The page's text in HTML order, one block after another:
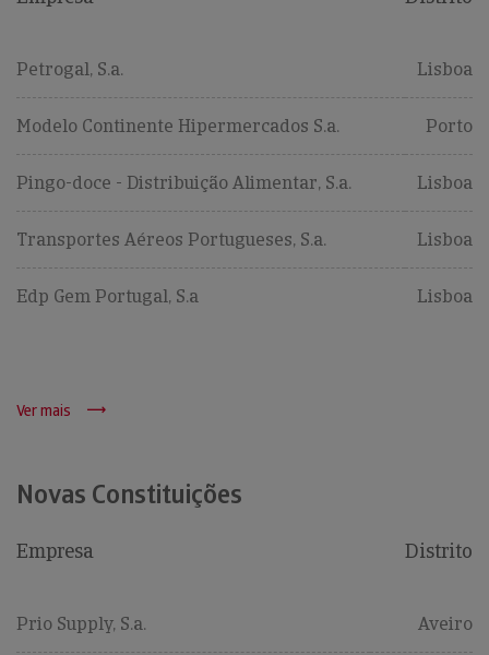
Petrogal, S.a. Lisboa
Modelo Continente Hipermercados S.a. Porto
Pingo-doce - Distribuição Alimentar, S.a. Lisboa
Transportes Aéreos Portugueses, S.a. Lisboa
Edp Gem Portugal, S.a Lisboa
Ver mais
Novas Constituições
Empresa Distrito
Prio Supply, S.a. Aveiro